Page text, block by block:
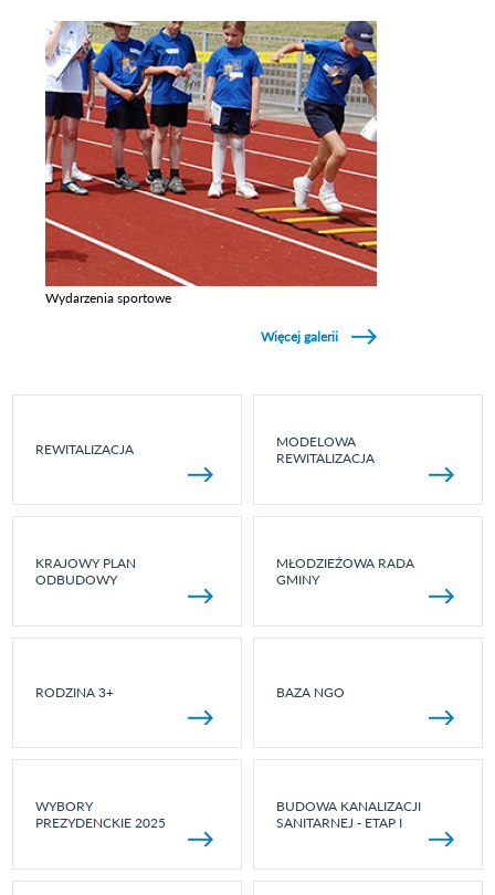
Wydarzenia sportowe
Więcej galerii
REWITALIZACJA
MODELOWA
REWITALIZACJA
KRAJOWY PLAN
ODBUDOWY
MŁODZIEŻOWA RADA
GMINY
RODZINA 3+ BAZA NGO
WYBORY
PREZYDENCKIE 2025
BUDOWA KANALIZACJI
SANITARNEJ - ETAP I